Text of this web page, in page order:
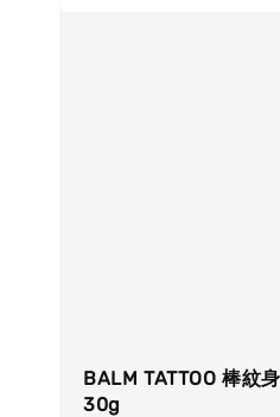
BALM TATTOO 棒紋
30g